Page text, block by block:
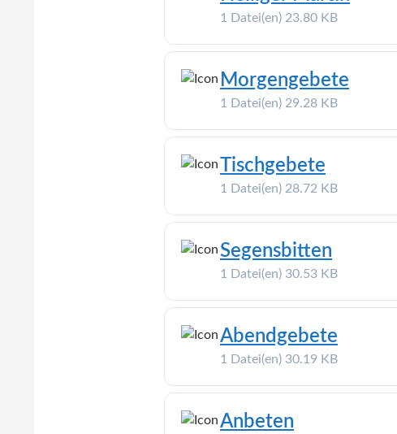
1 Datei(en) 23.80 KB
Morgengebete
1 Datei(en) 29.28 KB
Tischgebete
1 Datei(en) 28.72 KB
Segensbitten
1 Datei(en) 30.53 KB
Abendgebete
1 Datei(en) 30.19 KB
Anbeten